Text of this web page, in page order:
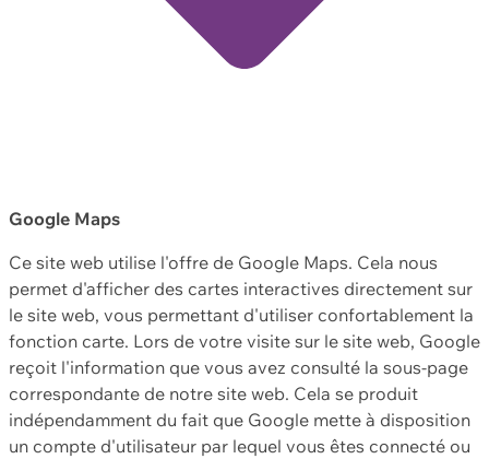
Google Maps
Ce site web utilise l'offre de Google Maps. Cela nous
permet d'afficher des cartes interactives directement sur
le site web, vous permettant d'utiliser confortablement la
fonction carte. Lors de votre visite sur le site web, Google
reçoit l'information que vous avez consulté la sous-page
correspondante de notre site web. Cela se produit
indépendamment du fait que Google mette à disposition
un compte d'utilisateur par lequel vous êtes connecté ou